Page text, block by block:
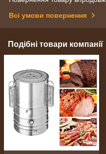
Всі умови повернення
Подібні товари компанії